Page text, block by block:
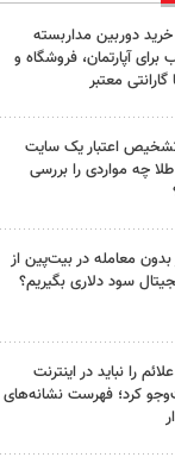
دوربین مداربسته
برای آپارتمان، فروشگاه و
گارانتی معتبر
اعتبار یک سایت
چه مواردی را بررسی
معامله در بیت‌پین از
سود دلاری بگیریم؟
را نباید در اینترنت
کرد؛ فهرست نشانه‌های